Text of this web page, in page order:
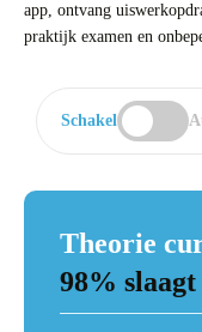
app, ontvang
praktijk examen en
Schakel
Theorie
98%